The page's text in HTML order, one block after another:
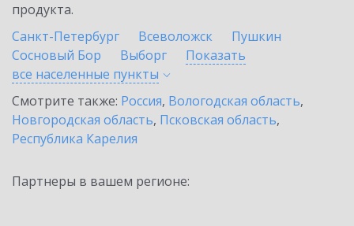
продукта.
Санкт-Петербург
Всеволожск
Пушкин
Сосновый Бор
Выборг
Показать
все населенные пункты
Смотрите также: Россия, Вологодская область,
Новгородская область, Псковская область,
Республика Карелия
Партнеры в вашем регионе: